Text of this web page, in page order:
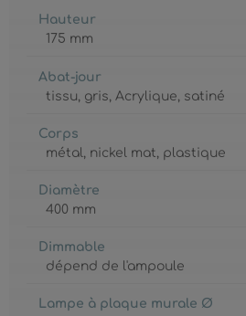
Hauteur
175 mm
Abat-jour
tissu, gris, Acrylique, satiné
Corps
métal , nickel mat, plastique
Diamètre
400 mm
Dimmable
dépend de l'ampoule
Lampe à plaque murale Ø